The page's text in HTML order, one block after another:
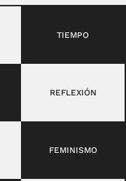
TIEMPO
REFLEXIÓN
FEMINISMO